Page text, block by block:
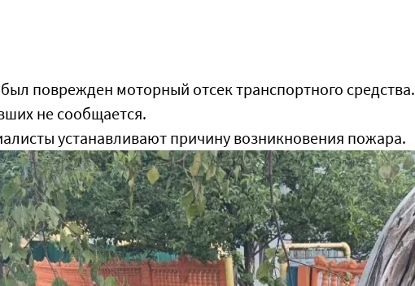
поврежден моторный отсек транспортного средства.
не сообщается.
устанавливают причину возникновения пожара.